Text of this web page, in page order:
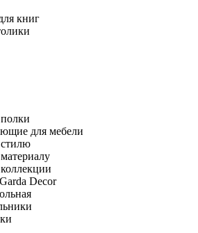
книг
для мебели
Decor